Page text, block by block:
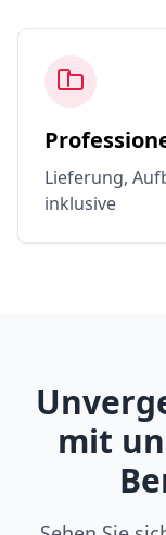
Lieferung,
inklusive
mit